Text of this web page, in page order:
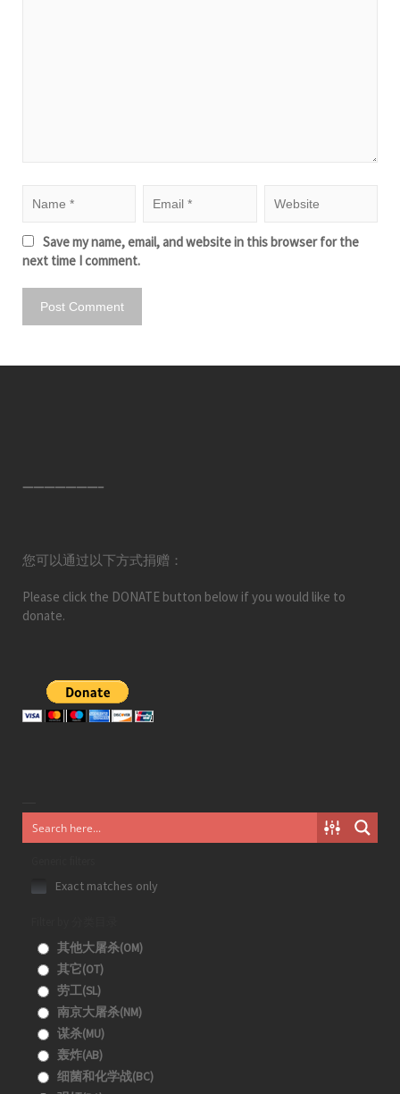
Save my name, email, and website in this browser for the
next time I comment.
———————–
您可以通过以下方式捐赠：
Please click the DONATE button below if you would like to
donate.
Exact matches only
其他大屠杀(OM)
其它(OT)
劳工(SL)
南京大屠杀(NM)
谋杀(MU)
轰炸(AB)
细菌和化学战(BC)